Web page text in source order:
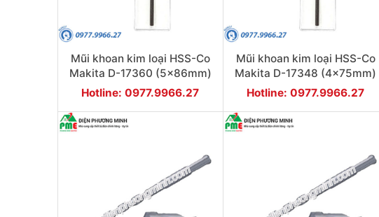
Mũi khoan kim loại HSS-Co
Makita D-17360 (5x86mm)
Hotline: 0977.9966.27
Mũi khoan kim loại HSS-Co
Makita D-17348 (4x75mm)
Hotline: 0977.9966.27